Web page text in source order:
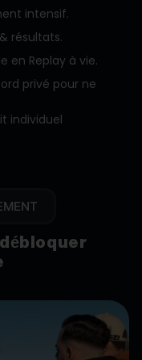
intensif.
résultats.
en Replay à vie.
privé pour ne
individuel